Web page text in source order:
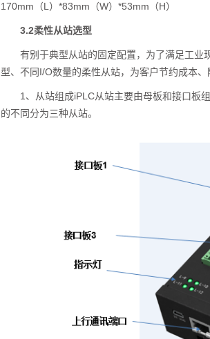
170mm（L）*83mm（W）*53mm（H）
3.2柔性从站选型
有别于典型从站的固定配置，为了满足工业
型、不同I/O数量的柔性从站，为客户节约成本、
1、从站组成iPLC从站主要由母板和接口板
的不同分为三种从站。